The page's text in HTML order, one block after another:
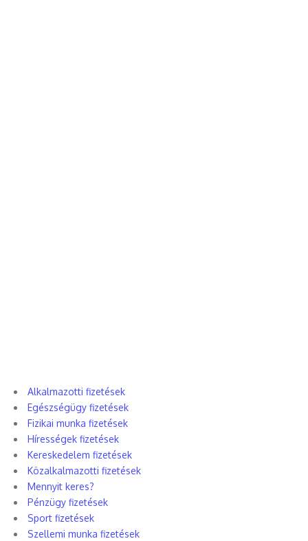
Alkalmazotti fizetések
Egészségügy fizetések
Fizikai munka fizetések
Hírességek fizetések
Kereskedelem fizetések
Közalkalmazotti fizetések
Mennyit keres?
Pénzügy fizetések
Sport fizetések
Szellemi munka fizetések